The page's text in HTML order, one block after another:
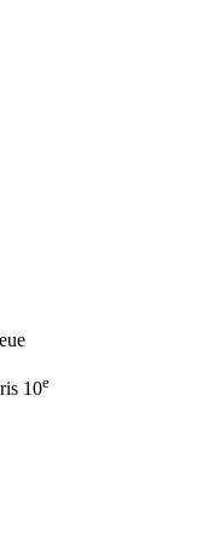
10e